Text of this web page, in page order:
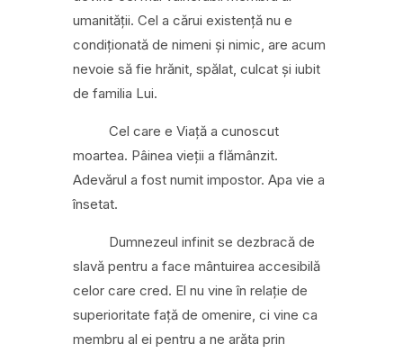
umanității. Cel a cărui existență nu e
condiționată de nimeni și nimic, are acum
nevoie să fie hrănit, spălat, culcat și iubit
de familia Lui.
Cel care e Viață a cunoscut
moartea. Pâinea vieții a flămânzit.
Adevărul a fost numit impostor. Apa vie a
însetat.
Dumnezeul infinit se dezbracă de
slavă pentru a face mântuirea accesibilă
celor care cred. El nu vine în relație de
superioritate față de omenire, ci vine ca
membru al ei pentru a ne arăta prin